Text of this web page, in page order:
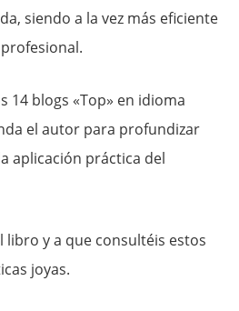
siendo a la vez más eficiente
14 blogs «Top» en idioma
el autor para profundizar
aplicación práctica del
libro y a que consultéis estos
joyas.